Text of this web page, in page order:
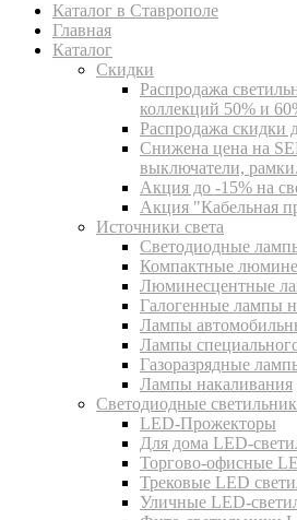
Каталог в Ставрополе
Главная
Каталог
Скидки
Распродажа
коллекций 50% и
Распродажа скидки
Cнижена цена на
выключатели,
Акция до -15% на
Акция "Кабельная
Источники света
Светодиодные
Компактные
Люминесцентные
Галогенные лампы
Лампы
Лампы
Газоразрядные
Лампы накаливания
Светодиодные
LED-Прожекторы
Для дома LED-
Торгово-офисные
Трековые LED
Уличные LED-